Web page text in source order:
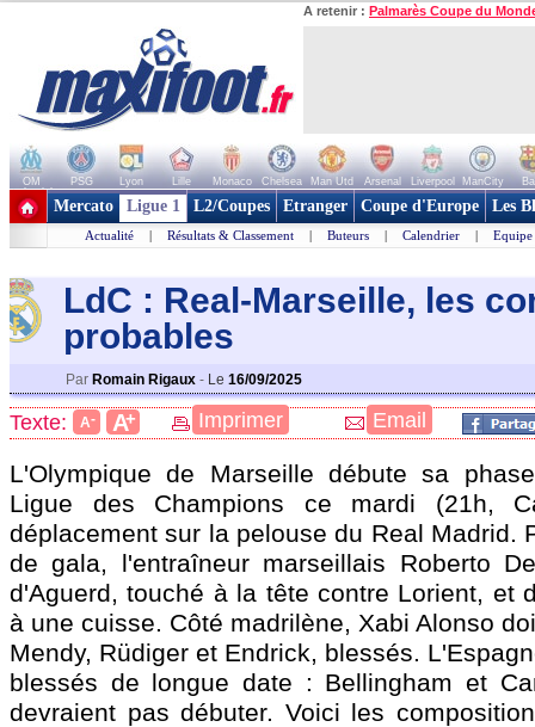
A retenir : Palmarès Coupe du
OM PSG Lyon Lille Monaco Chelsea Man Utd Arsenal Liverpool ManCity
+ de clubs
Mercato Ligue 1 L2/Coupes Etranger Coupe d'Europe Les
Actualité | Résultats & Classement | Buteurs | Calendrier | Equipe
LdC : Real-Marseille, les
probables
Par Romain Rigaux - Le 16/09/2025
Texte: A- A+ Imprimer Email
L'Olympique de Marseille débute sa
Ligue des Champions ce mardi (21h,
déplacement sur la pelouse du Real Madrid.
de gala, l'entraîneur marseillais Roberto
d'Aguerd, touché à la tête contre Lorient, et
à une cuisse. Côté madrilène, Xabi Alonso
Mendy, Rüdiger et Endrick, blessés.
blessés de longue date : Bellingham et
devraient pas débuter. Voici les